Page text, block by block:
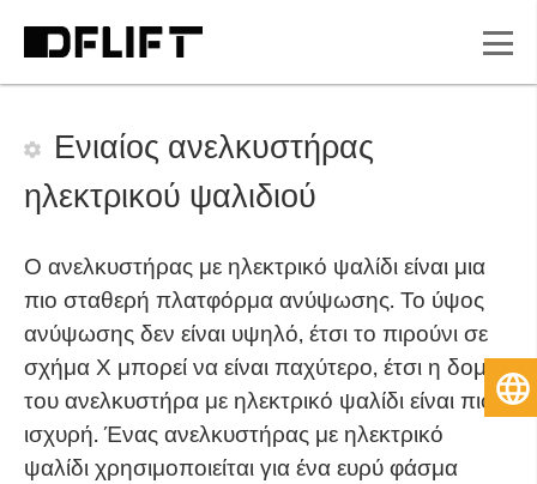
Ενιαίος ανελκυστήρας
ηλεκτρικού ψαλιδιού
Ο ανελκυστήρας με ηλεκτρικό ψαλίδι είναι μια
πιο σταθερή πλατφόρμα ανύψωσης. Το ύψος
ανύψωσης δεν είναι υψηλό, έτσι το πιρούνι σε
σχήμα Χ μπορεί να είναι παχύτερο, έτσι η δομή
του ανελκυστήρα με ηλεκτρικό ψαλίδι είναι πιο
ισχυρή. Ένας ανελκυστήρας με ηλεκτρικό
ψαλίδι χρησιμοποιείται για ένα ευρύ φάσμα